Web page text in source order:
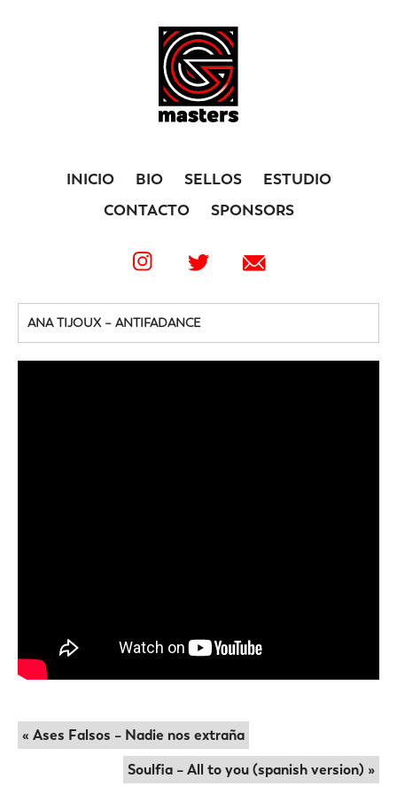
INICIO BIO SELLOS
ESTUDIO
CONTACTO
SPONSORS
ANA TIJOUX – ANTIFADANCE
« Ases Falsos – Nadie nos extraña
Soulfia – All to you (spanish version) »